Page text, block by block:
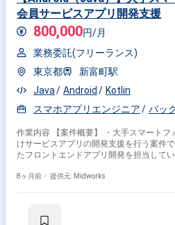
会員サービスアプリ開発支援
800,000円/月
業務委託(フリーランス)
東京都
新富町駅
Java
Android
Kotlin
スマホアプリエンジニア
バッ
作業内容 【案件概要】 ・大手スマートフォンメーカーが提供する会員向
けサービスアプリの開発支援を行う案件です。 ・Android（Java）
たフロントエンドアプリ開発を担当していただきます。
す。 ・顧客との定例会議や仕様説明など、コミュニケーションを伴う業務
ン差異による動作検証 ・API連携部分のロジック実装、データ取得処理の
8ヶ月前・ 提供元: Midworks